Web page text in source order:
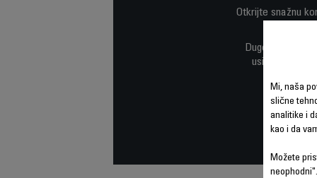
Otkrijte snažnu
Dugotrajni
usisnu snagu
Mi, naša
slične
analitike i
kao i da
Možete